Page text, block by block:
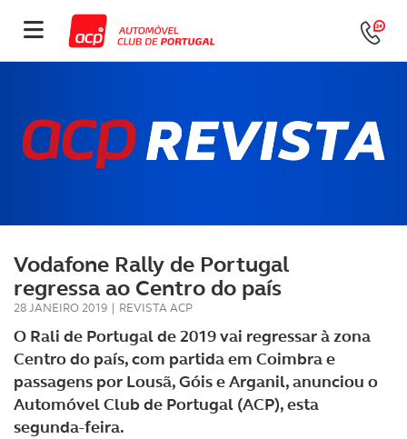
Vodafone Rally de Portugal
regressa ao Centro do país
28 JANEIRO 2019 | REVISTA ACP
O Rali de Portugal de 2019 vai regressar à zona
Centro do país, com partida em Coimbra e
passagens por Lousã, Góis e Arganil, anunciou o
Automóvel Club de Portugal (ACP), esta
segunda-feira.